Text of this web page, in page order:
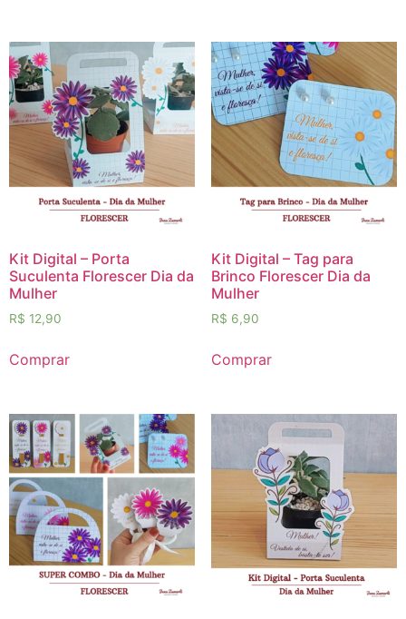
Kit Digital – Porta
Suculenta Florescer Dia da
Mulher
R$ 12,90
Comprar
Kit Digital – Tag para
Brinco Florescer Dia da
Mulher
R$ 6,90
Comprar